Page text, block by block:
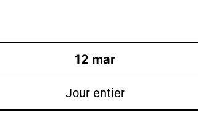
12 mar
Jour entier